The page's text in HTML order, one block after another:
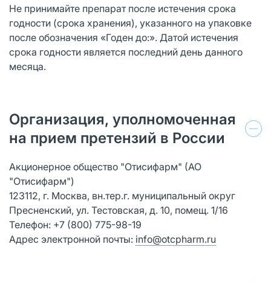
Не принимайте препарат после истечения срока
годности (срока хранения), указанного на упаковке
после обозначения «Годен до:». Датой истечения
срока годности является последний день данного
месяца.
Организация, уполномоченная
на прием претензий в России
Акционерное общество "Отисифарм" (АО
"Отисифарм")
123112, г. Москва, вн.тер.г. муниципальный округ
Пресненский, ул. Тестовская, д. 10, помещ. 1/16
Телефон: +7 (800) 775-98-19
Адрес электронной почты: info@otcpharm.ru